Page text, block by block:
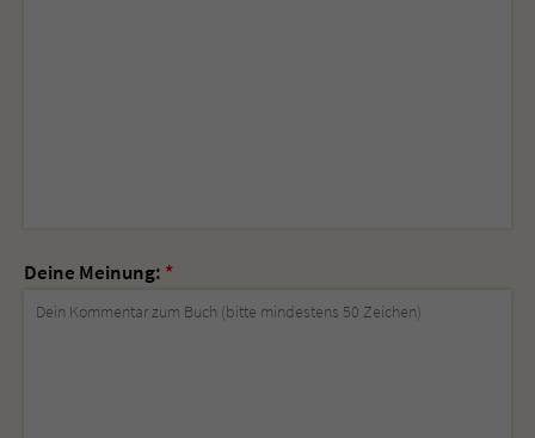
Deine Meinung: *